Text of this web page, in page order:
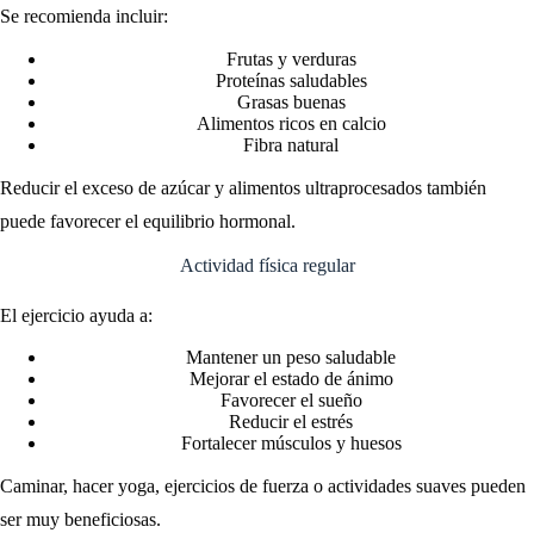
Se recomienda incluir:
Frutas y verduras
Proteínas saludables
Grasas buenas
Alimentos ricos en calcio
Fibra natural
Reducir el exceso de azúcar y alimentos ultraprocesados también
puede favorecer el equilibrio hormonal.
Actividad física regular
El ejercicio ayuda a:
Mantener un peso saludable
Mejorar el estado de ánimo
Favorecer el sueño
Reducir el estrés
Fortalecer músculos y huesos
Caminar, hacer yoga, ejercicios de fuerza o actividades suaves pueden
ser muy beneficiosas.